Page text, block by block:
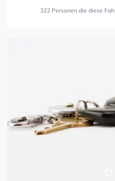
322 Personen die diese